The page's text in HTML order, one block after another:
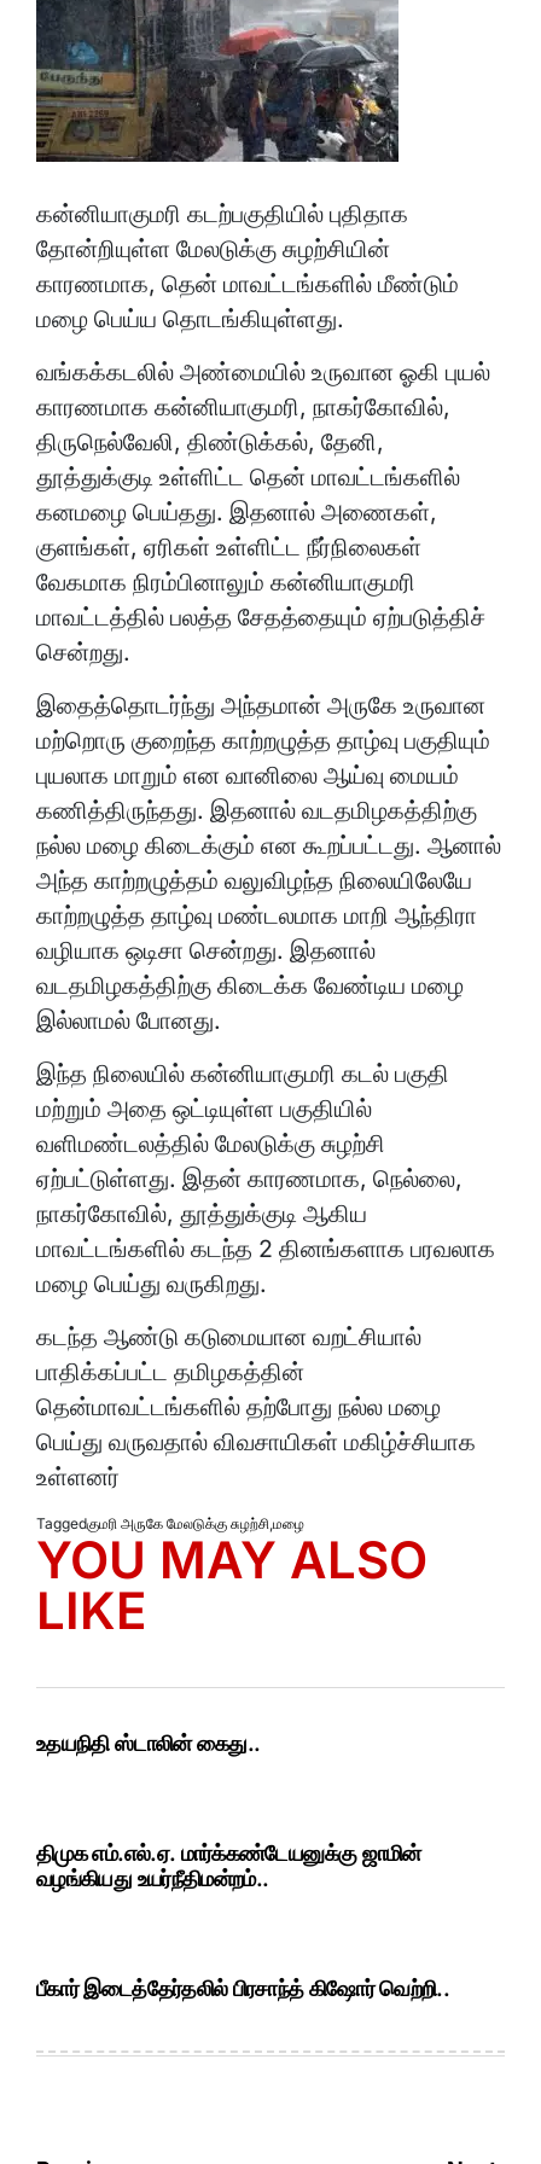
கன்னியாகுமரி கடற்பகுதியில் புதிதாக
தோன்றியுள்ள மேலடுக்கு சுழற்சியின்
காரணமாக, தென் மாவட்டங்களில் மீண்டும்
மழை பெய்ய தொடங்கியுள்ளது.
வங்கக்கடலில் அண்மையில் உருவான ஓகி புயல்
காரணமாக கன்னியாகுமரி, நாகர்கோவில்,
திருநெல்வேலி, திண்டுக்கல், தேனி,
தூத்துக்குடி உள்ளிட்ட தென் மாவட்டங்களில்
கனமழை பெய்தது. இதனால் அணைகள்,
குளங்கள், ஏரிகள் உள்ளிட்ட நீர்நிலைகள்
வேகமாக நிரம்பினாலும் கன்னியாகுமரி
மாவட்டத்தில் பலத்த சேதத்தையும் ஏற்படுத்திச்
சென்றது.
இதைத்தொடர்ந்து அந்தமான் அருகே உருவான
மற்றொரு குறைந்த காற்றழுத்த தாழ்வு பகுதியும்
புயலாக மாறும் என வானிலை ஆய்வு மையம்
கணித்திருந்தது. இதனால் வடதமிழகத்திற்கு
நல்ல மழை கிடைக்கும் என கூறப்பட்டது. ஆனால்
அந்த காற்றழுத்தம் வலுவிழந்த நிலையிலேயே
காற்றழுத்த தாழ்வு மண்டலமாக மாறி ஆந்திரா
வழியாக ஒடிசா சென்றது. இதனால்
வடதமிழகத்திற்கு கிடைக்க வேண்டிய மழை
இல்லாமல் போனது.
இந்த நிலையில் கன்னியாகுமரி கடல் பகுதி
மற்றும் அதை ஒட்டியுள்ள பகுதியில்
வளிமண்டலத்தில் மேலடுக்கு சுழற்சி
ஏற்பட்டுள்ளது. இதன் காரணமாக, நெல்லை,
நாகர்கோவில், தூத்துக்குடி ஆகிய
மாவட்டங்களில் கடந்த 2 தினங்களாக பரவலாக
மழை பெய்து வருகிறது.
கடந்த ஆண்டு கடுமையான வறட்சியால்
பாதிக்கப்பட்ட தமிழகத்தின்
தென்மாவட்டங்களில் தற்போது நல்ல மழை
பெய்து வருவதால் விவசாயிகள் மகிழ்ச்சியாக
உள்ளனர்
Taggedகுமரி அருகே மேலடுக்கு சுழற்சி,மழை
YOU MAY ALSO
LIKE
உதயநிதி ஸ்டாலின் கைது..
திமுக எம்.எல்.ஏ. மார்க்கண்டேயனுக்கு ஜாமின்
வழங்கியது உயர்நீதிமன்றம்..
பீகார் இடைத்தேர்தலில் பிரசாந்த் கிஷோர் வெற்றி..